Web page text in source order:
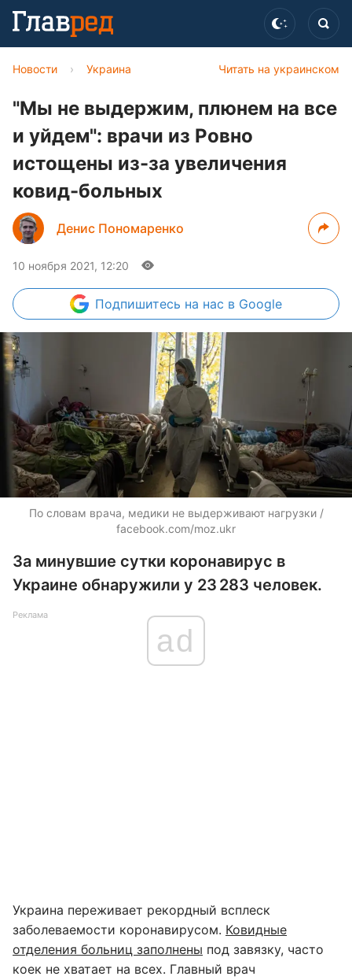
Читать на украинском
Новости › Украина
"Мы не выдержим, плюнем на все
и уйдем": врачи из Ровно
истощены из-за увеличения
ковид-больных
Денис Пономаренко
10 ноября 2021, 12:20
Подпишитесь на нас в Google
По словам врача, медики не выдерживают нагрузки /
facebook.com/moz.ukr
За минувшие сутки коронавирус в
Украине обнаружили у 23 283 человек.
Реклама
ad
Украина переживает рекордный всплеск
заболеваемости коронавирусом. Ковидные
отделения больниц заполнены под завязку, часто
коек не хватает на всех. Главный врач